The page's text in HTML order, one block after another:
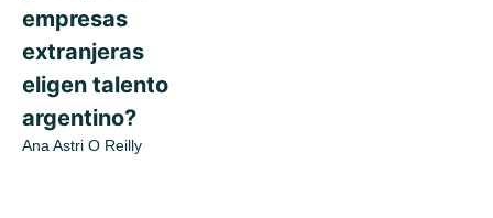
empresas
extranjeras
eligen talento
argentino?
Ana Astri O Reilly